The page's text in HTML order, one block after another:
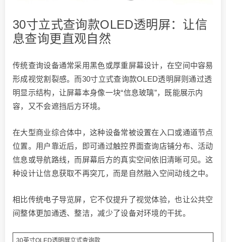
30寸立式查询款OLED透明屏：让信
息查询更直观自然
传统查询设备通常采用黑色或厚重屏幕设计，在空间中容易
形成视觉割裂感。而30寸立式查询款OLED透明屏则通过透
明显示结构，让屏幕本身像一块“信息玻璃”，既能展示内
容，又不会遮挡后方环境。
在大型商业综合体中，这种设备常被设置在入口或通道节点
位置。用户靠近后，即可通过触控界面查询店铺分布、活动
信息或导航路线，而屏幕后方的真实空间依旧清晰可见。这
种设计让信息获取不再突兀，而是自然融入空间动线之中。
相比传统电子导览屏，它不仅提升了视觉体验，也让公共空
间整体更加通透、整洁，减少了设备对环境的干扰。